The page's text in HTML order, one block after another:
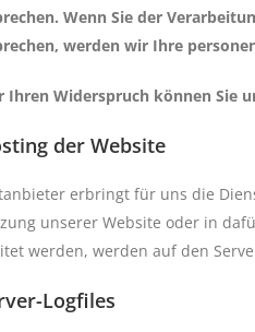
Wenn Sie der
werden wir Ihre
Ihren Widerspruch können Sie
der Website
erbringt für uns die
unserer Website oder in
werden, werden auf den
Logfiles